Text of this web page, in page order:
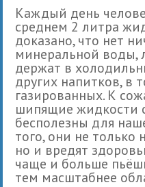
Каждый день
среднем 2 литра
доказано, что нет
минеральной воды,
держат в
других напитков, в
газированных. К
шипящие жидкости
бесполезны для
того, они не только
но и вредят
чаще и больше
тем масштабнее